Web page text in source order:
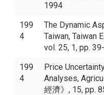
1994
199
4
The Dynamic
Taiwan, Taiwan
vol. 25, 1, pp.
199
4
Price
Analyses,
經濟》, 15, pp.